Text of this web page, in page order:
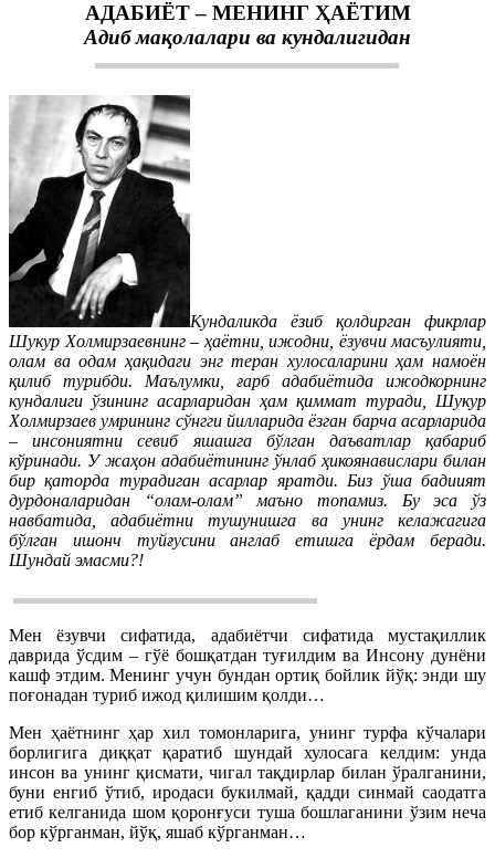
АДАБИЁТ – МЕНИНГ ҲАЁТИМ
Адиб мақолалари ва кундалигидан
Кундаликда ёзиб қолдирган фикрлар
Шукур Холмирзаевнинг – ҳаётни, ижодни, ёзувчи масъулияти,
олам ва одам ҳақидаги энг теран хулосаларини ҳам намоён
қилиб турибди. Маълумки, ғарб адабиётида ижодкорнинг
кундалиги ўзининг асарларидан ҳам қиммат туради, Шукур
Холмирзаев умрининг сўнгги йилларида ёзган барча асарларида
– инсониятни севиб яшашга бўлган даъватлар қабариб
кўринади. У жаҳон адабиётининг ўнлаб ҳикоянавислари билан
бир қаторда турадиган асарлар яратди. Биз ўша бадиият
дурдоналаридан “олам-олам” маъно топамиз. Бу эса ўз
навбатида, адабиётни тушунишга ва унинг келажагига
бўлган ишонч туйғусини англаб етишга ёрдам беради.
Шундай эмасми?!
Мен ёзувчи сифатида, адабиётчи сифатида мустақиллик
даврида ўсдим – гўё бошқатдан туғилдим ва Инсону дунёни
кашф этдим. Менинг учун бундан ортиқ бойлик йўқ: энди шу
поғонадан туриб ижод қилишим қолди…
Мен ҳаётнинг ҳар хил томонларига, унинг турфа кўчалари
борлигига диққат қаратиб шундай хулосага келдим: унда
инсон ва унинг қисмати, чигал тақдирлар билан ўралганини,
буни енгиб ўтиб, иродаси букилмай, қадди синмай саодатга
етиб келганида шом қоронғуси туша бошлаганини ўзим неча
бор кўрганман, йўқ, яшаб кўрганман…